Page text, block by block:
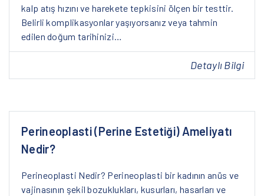
kalp atış hızını ve harekete tepkisini ölçen bir testtir.
Belirli komplikasyonlar yaşıyorsanız veya tahmin
edilen doğum tarihinizi…
Detaylı Bilgi
Perineoplasti (Perine Estetiği) Ameliyatı
Nedir?
Perineoplasti Nedir? Perineoplasti bir kadının anüs ve
vajinasının şekil bozuklukları, kusurları, hasarları ve